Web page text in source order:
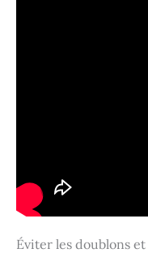
Éviter les doublons